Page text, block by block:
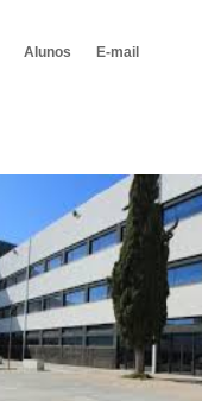
Alunos E-mail